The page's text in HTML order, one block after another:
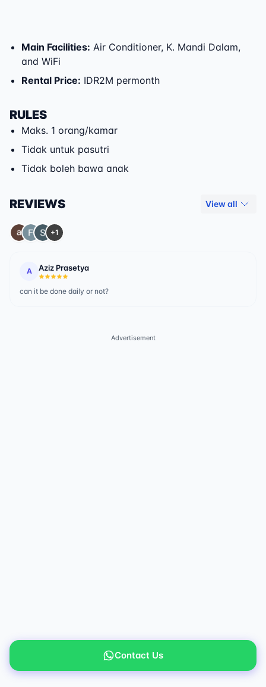
Main Facilities: Air Conditioner, K. Mandi Dalam,
and WiFi
Rental Price: IDR2M permonth
RULES
Maks. 1 orang/kamar
Tidak untuk pasutri
Tidak boleh bawa anak
REVIEWS View all
+1
A Aziz Prasetya
can it be done daily or not?
Advertisement
Contact Us